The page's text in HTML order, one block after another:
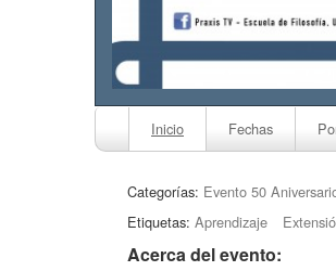
Inicio Fechas
Categorías: Evento 50
Etiquetas: Aprendizaje
Acerca del evento: